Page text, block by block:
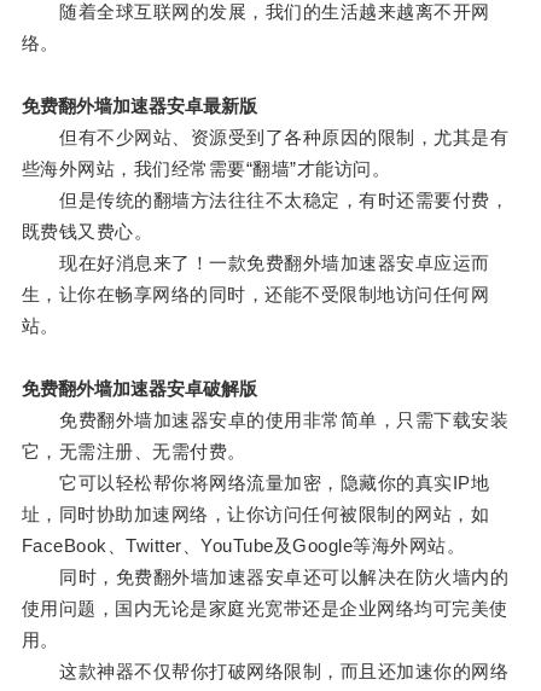
随着全球互联网的发展，我们的生活越来越离不开网
络。
免费翻外墙加速器安卓最新版
但有不少网站、资源受到了各种原因的限制，尤其是有
些海外网站，我们经常需要“翻墙”才能访问。
但是传统的翻墙方法往往不太稳定，有时还需要付费，
既费钱又费心。
现在好消息来了！一款免费翻外墙加速器安卓应运而
生，让你在畅享网络的同时，还能不受限制地访问任何网
站。
免费翻外墙加速器安卓破解版
免费翻外墙加速器安卓的使用非常简单，只需下载安装
它，无需注册、无需付费。
它可以轻松帮你将网络流量加密，隐藏你的真实IP地
址，同时协助加速网络，让你访问任何被限制的网站，如
FaceBook、Twitter、YouTube及Google等海外网站。
同时，免费翻外墙加速器安卓还可以解决在防火墙内的
使用问题，国内无论是家庭光宽带还是企业网络均可完美使
用。
这款神器不仅帮你打破网络限制，而且还加速你的网络